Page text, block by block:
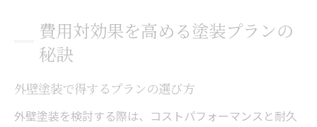
費用対効果を高める塗装プランの
秘訣
外壁塗装で得するプランの選び方
外壁塗装を検討する際は、コストパフォーマンスと耐久